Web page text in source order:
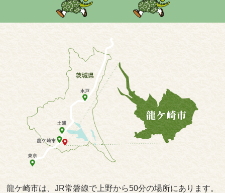
龍ケ崎市は、JR常磐線で上野から50分の場所にあります。